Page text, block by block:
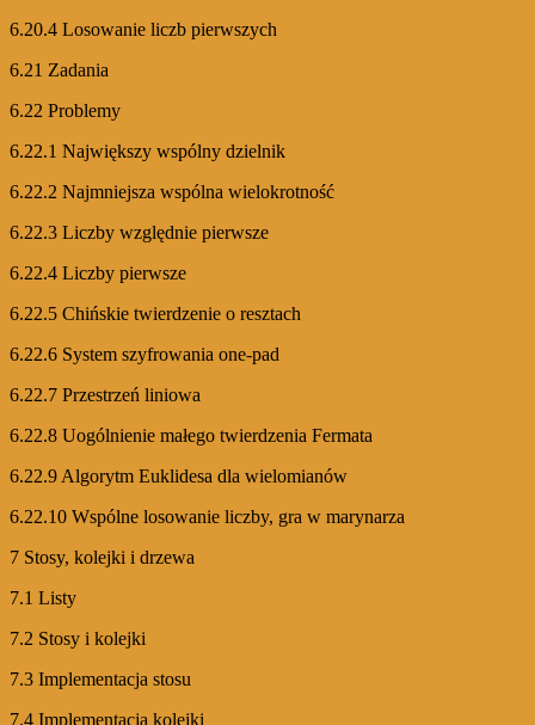
6.20.4 Losowanie liczb pierwszych
6.21 Zadania
6.22 Problemy
6.22.1 Największy wspólny dzielnik
6.22.2 Najmniejsza wspólna wielokrotność
6.22.3 Liczby względnie pierwsze
6.22.4 Liczby pierwsze
6.22.5 Chińskie twierdzenie o resztach
6.22.6 System szyfrowania one-pad
6.22.7 Przestrzeń liniowa
6.22.8 Uogólnienie małego twierdzenia Fermata
6.22.9 Algorytm Euklidesa dla wielomianów
6.22.10 Wspólne losowanie liczby, gra w marynarza
7 Stosy, kolejki i drzewa
7.1 Listy
7.2 Stosy i kolejki
7.3 Implementacja stosu
7.4 Implementacja kolejki